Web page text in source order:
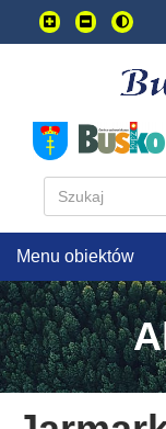
Przejdź
do
głownej
Menu obiektów